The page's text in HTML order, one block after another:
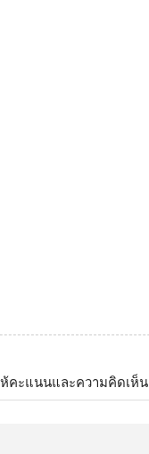
ห้คะแนนและความคิดเห็น